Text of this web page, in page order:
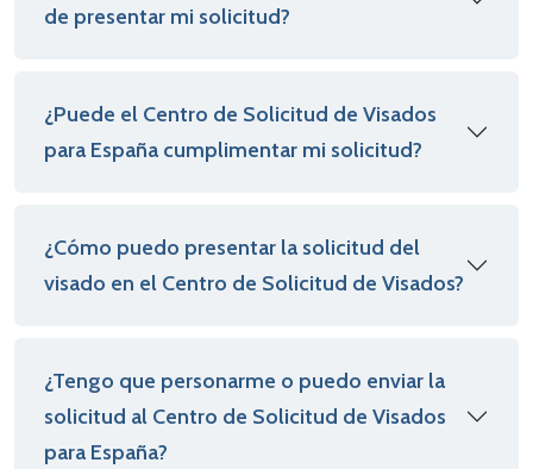
de presentar mi solicitud?
¿Puede el Centro de Solicitud de Visados
para España cumplimentar mi solicitud?
¿Cómo puedo presentar la solicitud del
visado en el Centro de Solicitud de Visados?
¿Tengo que personarme o puedo enviar la
solicitud al Centro de Solicitud de Visados
para España?